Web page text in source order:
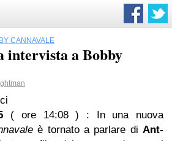
CANNAVALE
intervista a Bobby
( ore 14:08 ) : In una nuova
è tornato a parlare di Ant-